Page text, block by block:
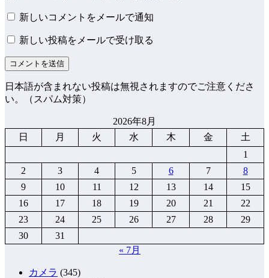
新しいコメントをメールで通知
新しい投稿をメールで受け取る
日本語が含まれない投稿は無視されますのでご注意くださ
い。（スパム対策）
2026年8月
日
月 火 水 木 金
土
1
2
3 4 5 6 7
8
9
10 11 12 13 14
15
16
17 18 19 20 21
22
23
24 25 26 27 28
29
30
31
« 7月
カメラ (345)